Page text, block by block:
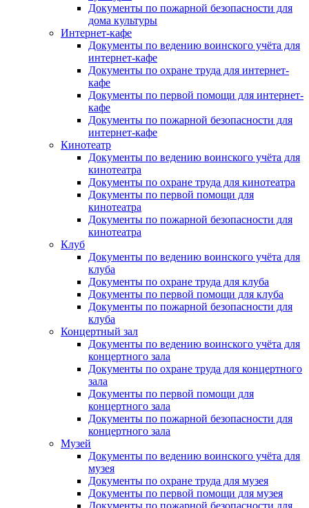
Документы по пожарной безопасности для
дома культуры
Интернет-кафе
Документы по ведению воинского учёта для
интернет-кафе
Документы по охране труда для интернет-
кафе
Документы по первой помощи для интернет-
кафе
Документы по пожарной безопасности для
интернет-кафе
Кинотеатр
Документы по ведению воинского учёта для
кинотеатра
Документы по охране труда для кинотеатра
Документы по первой помощи для
кинотеатра
Документы по пожарной безопасности для
кинотеатра
Клуб
Документы по ведению воинского учёта для
клуба
Документы по охране труда для клуба
Документы по первой помощи для клуба
Документы по пожарной безопасности для
клуба
Концертный зал
Документы по ведению воинского учёта для
концертного зала
Документы по охране труда для концертного
зала
Документы по первой помощи для
концертного зала
Документы по пожарной безопасности для
концертного зала
Музей
Документы по ведению воинского учёта для
музея
Документы по охране труда для музея
Документы по первой помощи для музея
Документы по пожарной безопасности для